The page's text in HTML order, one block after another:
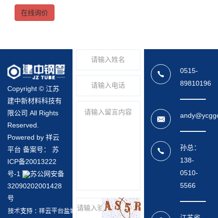
在线询价
Copyright © 江苏
建中新材料科技有
限公司 All Rights
Reserved.
Powered by 祥云
平台 备案号： 苏
ICP备20013222
号-1
苏公网安备
32090202001428
号
0515-
89810196
孙总：
138-
0510-
5566